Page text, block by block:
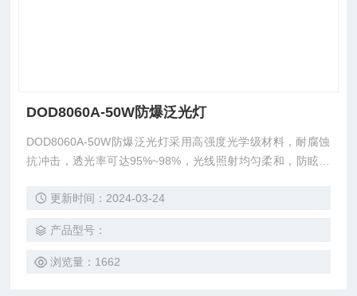
DOD8060A-50W防爆泛光灯
DOD8060A-50W防爆泛光灯采用高强度光学级材料，耐腐蚀
抗冲击，透光率可达95%~98%，光线照射均匀柔和，防眩光
更新时间：2024-03-24
产品型号：
浏览量：1662